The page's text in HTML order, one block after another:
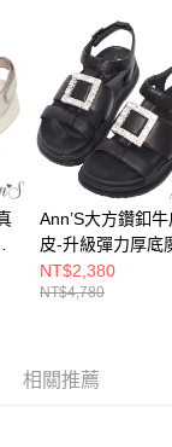
大直營門市／銀行轉
本公司）所提供，讓
店將買賣／分期付款
款。
，商店將以您的個人
蒐集、處理及利用，
及更正。
userRule
「AFTEE先享後付」
，可透過四大超商／
成。
要取消訂單，請聯絡
，需透過AFTEE先享
示為準，若有關於
繫「AFTEE先享後付
home
Ann’S大方鑽釦
皮-升級彈力厚底
氈涼鞋4cm-黑
NT$2,380
NT$4,780
相關推薦